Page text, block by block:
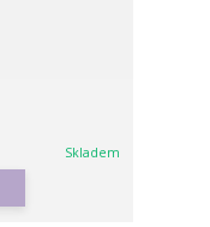
Skladem